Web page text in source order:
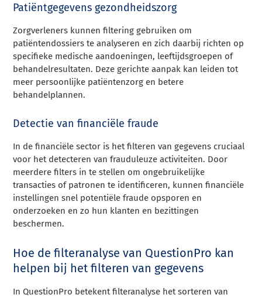
Patiëntgegevens gezondheidszorg
Zorgverleners kunnen filtering gebruiken om
patiëntendossiers te analyseren en zich daarbij richten op
specifieke medische aandoeningen, leeftijdsgroepen of
behandelresultaten. Deze gerichte aanpak kan leiden tot
meer persoonlijke patiëntenzorg en betere
behandelplannen.
Detectie van financiële fraude
In de financiële sector is het filteren van gegevens cruciaal
voor het detecteren van frauduleuze activiteiten. Door
meerdere filters in te stellen om ongebruikelijke
transacties of patronen te identificeren, kunnen financiële
instellingen snel potentiële fraude opsporen en
onderzoeken en zo hun klanten en bezittingen
beschermen.
Hoe de filteranalyse van QuestionPro kan
helpen bij het filteren van gegevens
In QuestionPro betekent filteranalyse het sorteren van